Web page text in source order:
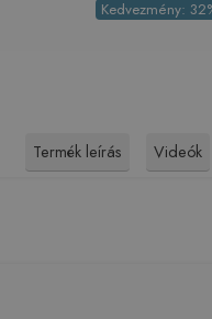
Kedvezmény:
Termék leírás Videók